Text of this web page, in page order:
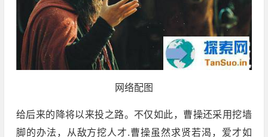
网络配图
给后来的降将以来投之路。不仅如此，曹操还采用挖墙
脚的办法，从敌方挖人才.曹操虽然求贤若渴，爱才如